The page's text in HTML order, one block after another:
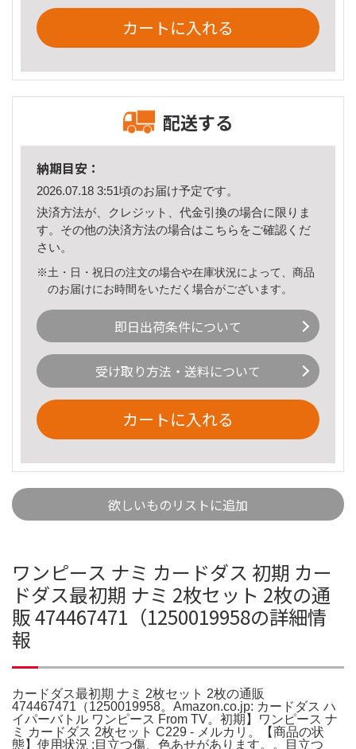
カートに入れる
配送する
納期目安：
2026.07.18 3:51頃のお届け予定です。
決済方法が、クレジット、代金引換の場合に限りま
す。その他の決済方法の場合はこちら をご確認くだ
さい。
※土・日・祝日の注文の場合や在庫状況によって、商品
のお届けにお時間をいただく場合がございます。
即日出荷条件について
受け取り方法・送料について
カートに入れる
欲しいものリストに追加
ワンピース ナミ カードダス 初期 カー
ドダス最初期 ナミ 2枚セット 2枚の通
販 474467471（1250019958の詳細情
報
カードダス最初期 ナミ 2枚セット 2枚の通販
474467471（1250019958。Amazon.co.jp: カードダス ハ
イパーバトル ワンピース From TV。初期】ワンピース ナ
ミ カードダス 2枚セット C229 - メルカリ。【商品の状
態】使用状況 :目立つ傷、色あせがあります。。目立つ